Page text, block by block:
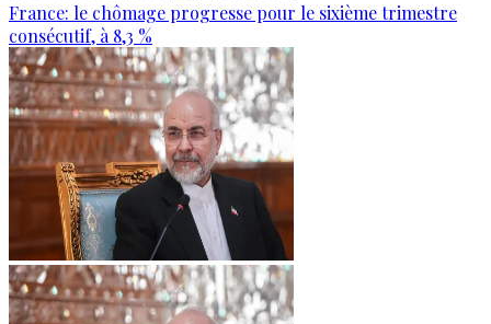
France: le chômage progresse pour le sixième trimestre
consécutif, à 8,3 %